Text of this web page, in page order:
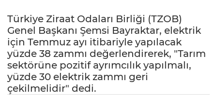
Türkiye Ziraat Odaları Birliği (TZOB)
Genel Başkanı Şemsi Bayraktar, elektrik
için Temmuz ayı itibariyle yapılacak
yüzde 38 zammı değerlendirerek, "Tarım
sektörüne pozitif ayrımcılık yapılmalı,
yüzde 30 elektrik zammı geri
çekilmelidir" dedi.